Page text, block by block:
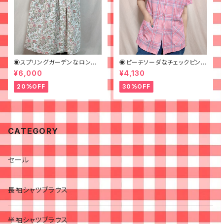
◉スプリングガーデンなロング
スカート◉ 古着 花柄 クリーム
ピンク 春
¥6,000
20%OFF
◉ピーチソーダなチェックピンク
シャツ◉古着 半袖シャツ
¥4,130
30%OFF
CATEGORY
セール
長袖シャツブラウス
半袖シャツブラウス